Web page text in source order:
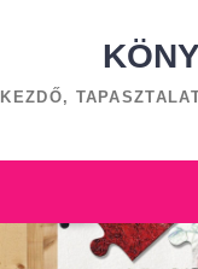
KEZDŐ,
Skip
to